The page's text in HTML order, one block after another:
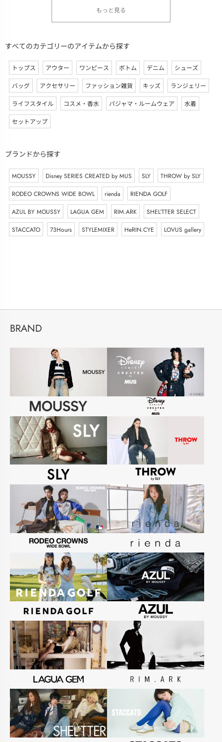
もっと見る
すべてのカテゴリーのアイテムから探す
トップス アウター ワンピース ボトム デニム
シューズ
バッグ
アクセサリー ファッション雑貨 キッズ
ランジェリー
ライフスタイル
コスメ・香水 パジャマ・ルームウェア
水着
セットアップ
ブランドから探す
MOUSSY Disney SERIES CREATED by MUS SLY
THROW by SLY
RODEO CROWNS WIDE BOWL
rienda
RIENDA GOLF
AZUL BY MOUSSY
LAGUA GEM RIM.ARK
SHEL’TTER SELECT
STACCATO
73Hours STYLEMIXER HeRIN.CYE LOVUS gallery
BRAND